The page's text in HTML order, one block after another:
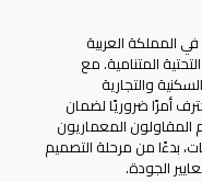
المملكة العربية
المتنامية. مع
والتجارية
أمرًا ضروريًا لضمان
المقاولون المعماريون
بدءًا من مرحلة التصميم
الجودة.